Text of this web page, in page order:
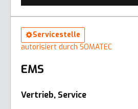
Servicestelle
autorisiert durch SOMATEC
EMS
Vertrieb, Service